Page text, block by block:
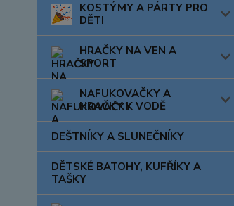
KOSTÝMY A PÁRTY PRO
DĚTI
HRAČKY NA VEN A
SPORT
NAFUKOVAČKY A
HRAČKY K VODĚ
DEŠTNÍKY A SLUNEČNÍKY
DĚTSKÉ BATOHY, KUFŘÍKY A
TAŠKY